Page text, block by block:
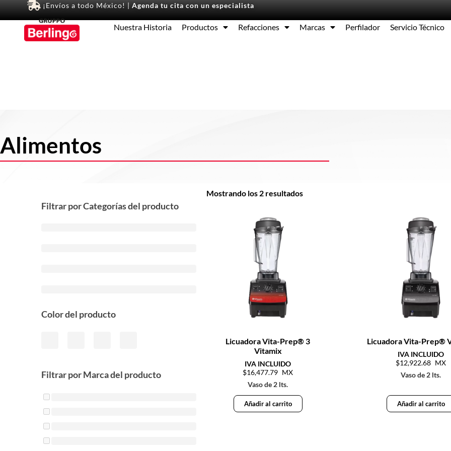
¡Envíos a todo México! | Agenda tu cita con un especialista
Nuestra Historia Productos Refacciones Marcas Perfilador Servicio Técnico
Alimentos
Filtrar por Categorías del producto
Color del producto
Filtrar por Marca del producto
Mostrando los 2 resultados
Licuadora Vita-Prep® 3
Vitamix
16,477.79
Vaso de 2 lts.
Añadir al carrito
Licuadora Vita-Prep®
12,922.68
Vaso de 2 lts.
Añadir al carrito
Equipos